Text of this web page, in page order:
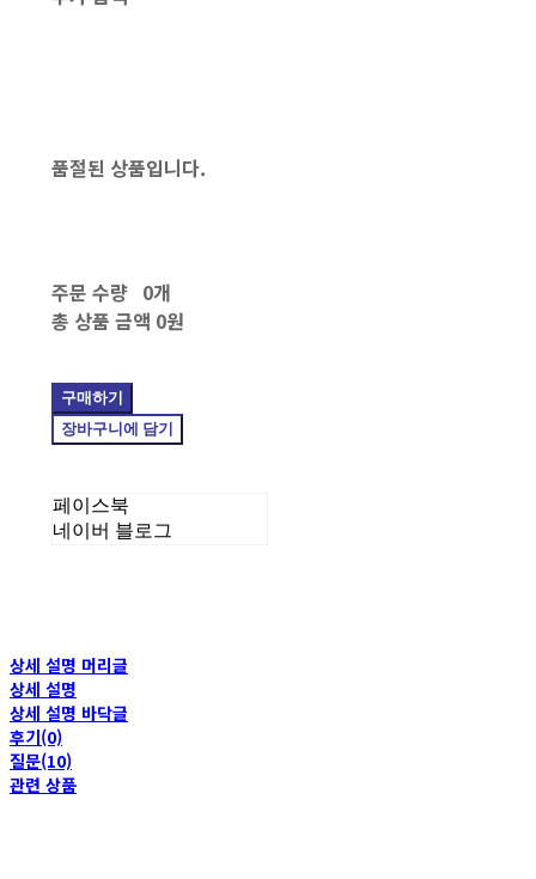
품절된 상품입니다.
주문 수량 0개
총 상품 금액 0원
구매하기
장바구니에 담기
페이스북
네이버 블로그
상세 설명 머리글
상세 설명
상세 설명 바닥글
후기(0)
질문(10)
관련 상품